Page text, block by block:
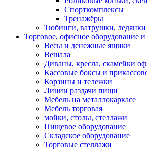
Спорткомплексы
Тренажёры
Тюбинги, ватрушки, ледянки
Торговое, офисное оборудование и
Весы и денежные ящики
Вешала
Диваны, кресла, скамейки
Кассовые боксы и
Корзины и тележки
Линии раздачи пищи
Мебель на металлокаркасе
Мебель торговая
мойки, столы, стеллажи
Пищевое оборудование
Складское оборудование
Торговые стеллажи